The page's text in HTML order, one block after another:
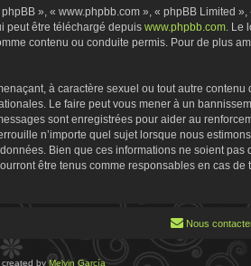
», « www.phpbb.com », « phpBB Limited
peut être téléchargé depuis www.phpbb.com. Le
contenu ou conduite permis. Pour de plus
à caractère sexuel ou tout autre
Le faire peut vous mener à un
sont enregistrées pour aider au
n’importe quel sujet lorsque nous
Bien que ces informations ne soient pas
être tenus comme responsables en cas
Nous
created byMelvin García